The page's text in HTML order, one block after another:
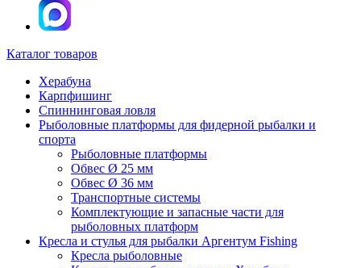
Каталог товаров
Херабуна
Карпфишинг
Спиннинговая ловля
Рыболовные платформы для фидерной рыбалки и
спорта
Рыболовные платформы
Обвес Ø 25 мм
Обвес Ø 36 мм
Транспортные системы
Комплектующие и запасные части для
рыболовных платформ
Кресла и стулья для рыбалки Аргентум Fishing
Кресла рыболовные